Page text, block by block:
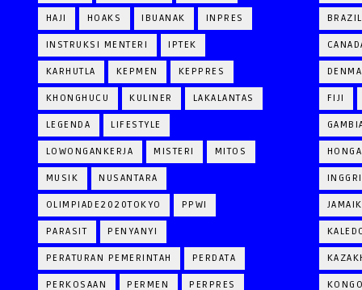
HAJI HOAKS IBUANAK INPRES
INSTRUKSI MENTERI IPTEK
KARHUTLA KEPMEN KEPPRES
KHONGHUCU KULINER LAKALANTAS
LEGENDA LIFESTYLE
LOWONGANKERJA MISTERI MITOS
MUSIK NUSANTARA
OLIMPIADE2020TOKYO PPWI
PARASIT PENYANYI
PERATURAN PEMERINTAH PERDATA
PERKOSAAN PERMEN PERPRES
BRAZIL
FIJI